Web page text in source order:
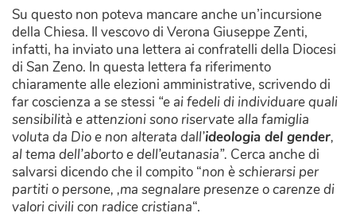
Su questo non poteva mancare anche un’incursione
della Chiesa. Il vescovo di Verona Giuseppe Zenti,
infatti, ha inviato una lettera ai confratelli della Diocesi
di San Zeno. In questa lettera fa riferimento
chiaramente alle elezioni amministrative, scrivendo di
far coscienza a se stessi “e ai fedeli di individuare quali
sensibilità e attenzioni sono riservate alla famiglia
voluta da Dio e non alterata dall’ideologia del gender,
al tema dell’aborto e dell’eutanasia”. Cerca anche di
salvarsi dicendo che il compito “non è schierarsi per
partiti o persone, ,ma segnalare presenze o carenze di
valori civili con radice cristiana“.